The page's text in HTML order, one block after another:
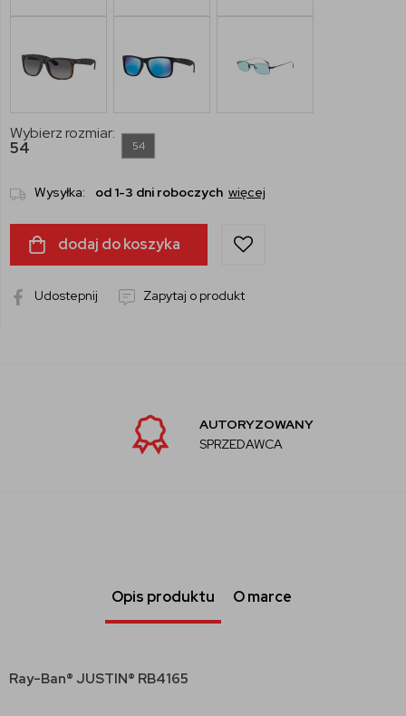
Wybierz rozmiar:
54
54
Wysyłka: od 1-3 dni roboczych więcej
dodaj do koszyka
Udostepnij Zapytaj o produkt
AUTORYZOWANY
SPRZEDAWCA
Opis produktu O marce
Ray-Ban® JUSTIN® RB4165